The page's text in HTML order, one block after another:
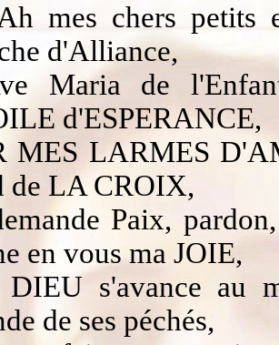
mes chers petits
d'Alliance,
Maria de
d'ESPERANCE,
MES LARMES
de LA CROIX,
Paix,
en vous ma JOIE,
DIEU s'avance au
de ses péchés,